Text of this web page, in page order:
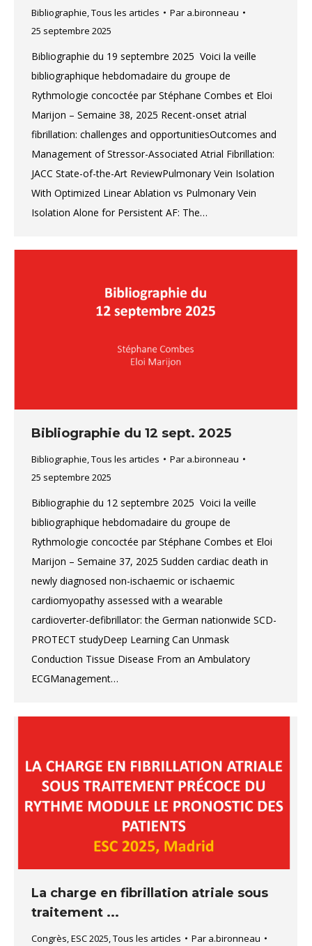
Bibliographie Tous les articles Par a.bironneau
25 septembre 2025
Bibliographie du 19 septembre 2025 Voici la veille
bibliographique hebdomadaire du groupe de
Rythmologie concoctée par Stéphane Combes et Eloi
Marijon – Semaine 38, 2025 Recent-onset atrial
fibrillation: challenges and opportunitiesOutcomes and
Management of Stressor-Associated Atrial Fibrillation:
JACC State-of-the-Art ReviewPulmonary Vein Isolation
With Optimized Linear Ablation vs Pulmonary Vein
Isolation Alone for Persistent AF: The…
Bibliographie du 12 sept. 2025
Bibliographie Tous les articles Par a.bironneau
25 septembre 2025
Bibliographie du 12 septembre 2025 Voici la veille
bibliographique hebdomadaire du groupe de
Rythmologie concoctée par Stéphane Combes et Eloi
Marijon – Semaine 37, 2025 Sudden cardiac death in
newly diagnosed non-ischaemic or ischaemic
cardiomyopathy assessed with a wearable
cardioverter-defibrillator: the German nationwide SCD-
PROTECT studyDeep Learning Can Unmask
Conduction Tissue Disease From an Ambulatory
ECGManagement…
La charge en fibrillation atriale sous
traitement ...
Congrès,ESC 2025,Tous les articles Par a.bironneau